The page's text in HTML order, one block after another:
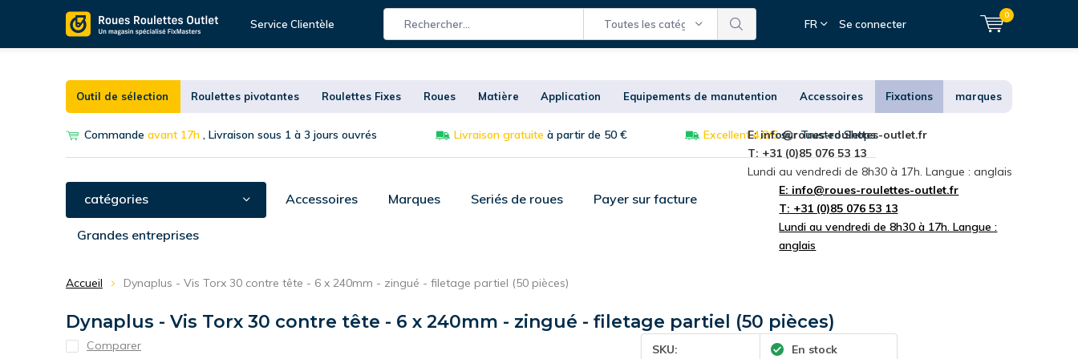
Service Clientèle Toutes les catégories FR Se connecter
0
Outil de sélection Roulettes pivotantes Roulettes Fixes Roues Matière Application Equipements de manutention Accessoires Fixations marques
Commande avant 17h , Livraison sous 1 à 3 jours ouvrés Livraison gratuite à partir de 50 € Excellent 4,8/5sur Trusted Shops
E:info@roues-roulettes-outlet.fr
T: +31 (0)85 076 53 13
Lundi au vendredi de 8h30 à 17h. Langue : anglais
catégories Accessoires Marques Seriés de roues Payer sur facture
Grandes entreprises
E: info@roues-roulettes-outlet.fr
T: +31 (0)85 076 53 13
Lundi au vendredi de 8h30 à 17h. Langue :
anglais
Accueil Dynaplus - Vis Torx 30 contre tête - 6 x 240mm - zingué - filetage partiel (50 pièces)
Dynaplus - Vis Torx 30 contre tête - 6 x 240mm - zingué - filetage partiel (50 pièces)
Comparer
SKU:
En stock